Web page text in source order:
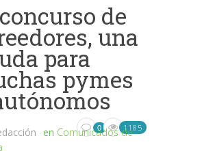
de
una
para
pymes
en Comunicados de
0 1185